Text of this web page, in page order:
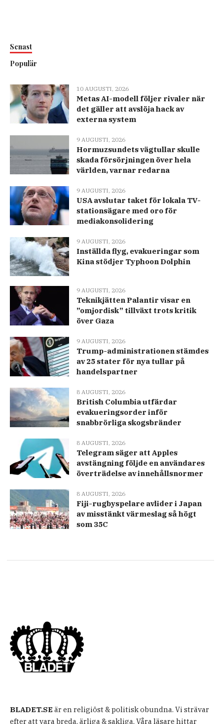
Senast
Populär
10 AUGUSTI, 2026
Metas AI-modell följer rivaler när
det gäller att avslöja hack av
externa system
9 AUGUSTI, 2026
Hormuzsundets vägtullar skulle
skada försörjningen över hela
världen, varnar redarna
9 AUGUSTI, 2026
USA avslutar taket för lokala TV-
stationsägare med oro för
mediakonsolidering
9 AUGUSTI, 2026
Inställda flyg, evakueringar som
Kina stödjer Typhoon Dolphin
9 AUGUSTI, 2026
Teknikjätten Palantir visar en
”omjordisk” tillväxt trots kritik
över Gaza
9 AUGUSTI, 2026
Trump-administrationen stämdes
av 25 stater för nya tullar på
handelspartner
8 AUGUSTI, 2026
British Columbia utfärdar
evakueringsorder inför
snabbrörliga skogsbränder
8 AUGUSTI, 2026
Telegram säger att Apples
avstängning följde en användares
överträdelse av innehållsnormer
8 AUGUSTI, 2026
Fiji-rugbyspelare avlider i Japan
av misstänkt värmeslag så högt
som 35C
BLADET.SE är en religiöst & politisk obundna. Vi strävar
efter att vara breda, ärliga & sakliga. Våra läsare hittar